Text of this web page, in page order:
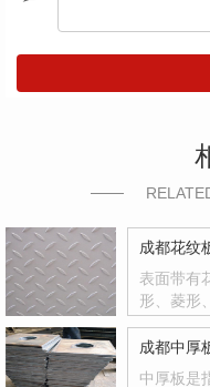
成都花纹
表面带有
形、菱形
成都中厚
中厚板是